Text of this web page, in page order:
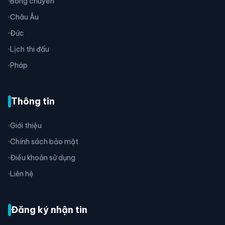
Châu Âu
Đức
Lịch thi đấu
Pháp
Thông tin
Giới thiệu
Chính sách bảo mật
Điều khoản sử dụng
Liên hệ
Đăng ký nhận tin